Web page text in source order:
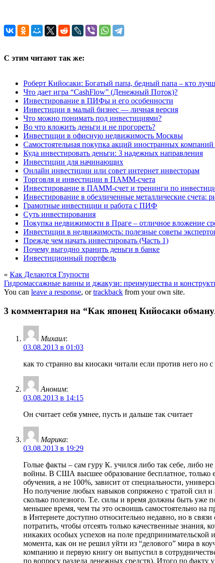
С этим читают так же:
Роберт Кийосаки: Богатый папа, бедный папа – кто
Что дает игра “CashFlow” (Денежный Поток)?
Инвестирование в ПИФы и его особенности
Инвестиции в малый бизнес — личная версия
Что можно понимать под инвестициями?
Во что вложить деньги и не прогореть?
Инвестиции в офисную недвижимость Москвы
Самостоятельная покупка акций иностранных компаний
Куда инвестировать деньги: 3 надежных направления
Инвестиции для начинающих
Онлайн инвестиции или совет интернет инвесторам
Торговля и инвестиции в ПАММ-счета
Инвестирование в ПАММ-счет и тренинги по
Инвестирование в обезличенные металлические счета:
Грамотные инвестиции и работа с ПИФ
Суть инвестирования
Покупка недвижимости в Праге – отличное вложение
Инвестиции в недвижимость: полезные советы
Прежде чем начать инвестировать (Часть 1)
Почему выгодно хранить деньги в банке
Инвестиционный портфель
« Как Делаются Глупости
Гидромассажные ванны и джакузи: преимущества и
You can leave a response, ortrackback from your own site.
3 комментария на “Как японец Кийосаки
Михаил:
03.08.2013 в 01:03
как то странно вы киосаки читали если против него но
Аноним:
03.08.2013 в 14:15
Он считает себя умнее, пусть и дальше так считает
Марика:
03.08.2013 в 19:29
Голые факты – сам гуру К. учился либо так себе, либо
войны. В США высшее образование бесплатное, только
обучения, а не 100%, зависит от специальности,
Но получение любых навыков сопряжено с тратой сил и
сколько полезного. Т.е. силы и время должны быть уже
меньшее время, чем ты это освоишь самостоятельно на
в Интернете доступно относительно недавно, но в
потратить, чтобы отсеять только качественные знания,
никаких особых успехов на поле предпринимательской
момента, как он не решил уйти из “делового” мира в
компанию и первую книгу он выпустил в
по вопросу раздела денежных средств). Итого по